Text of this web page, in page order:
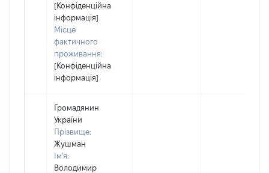
[Конфіденційна
інформація]
Місце
фактичного
проживання:
[Конфіденційна
інформація]
Громадянин
України
Прізвище:
Жушман
Ім'я:
Володимир